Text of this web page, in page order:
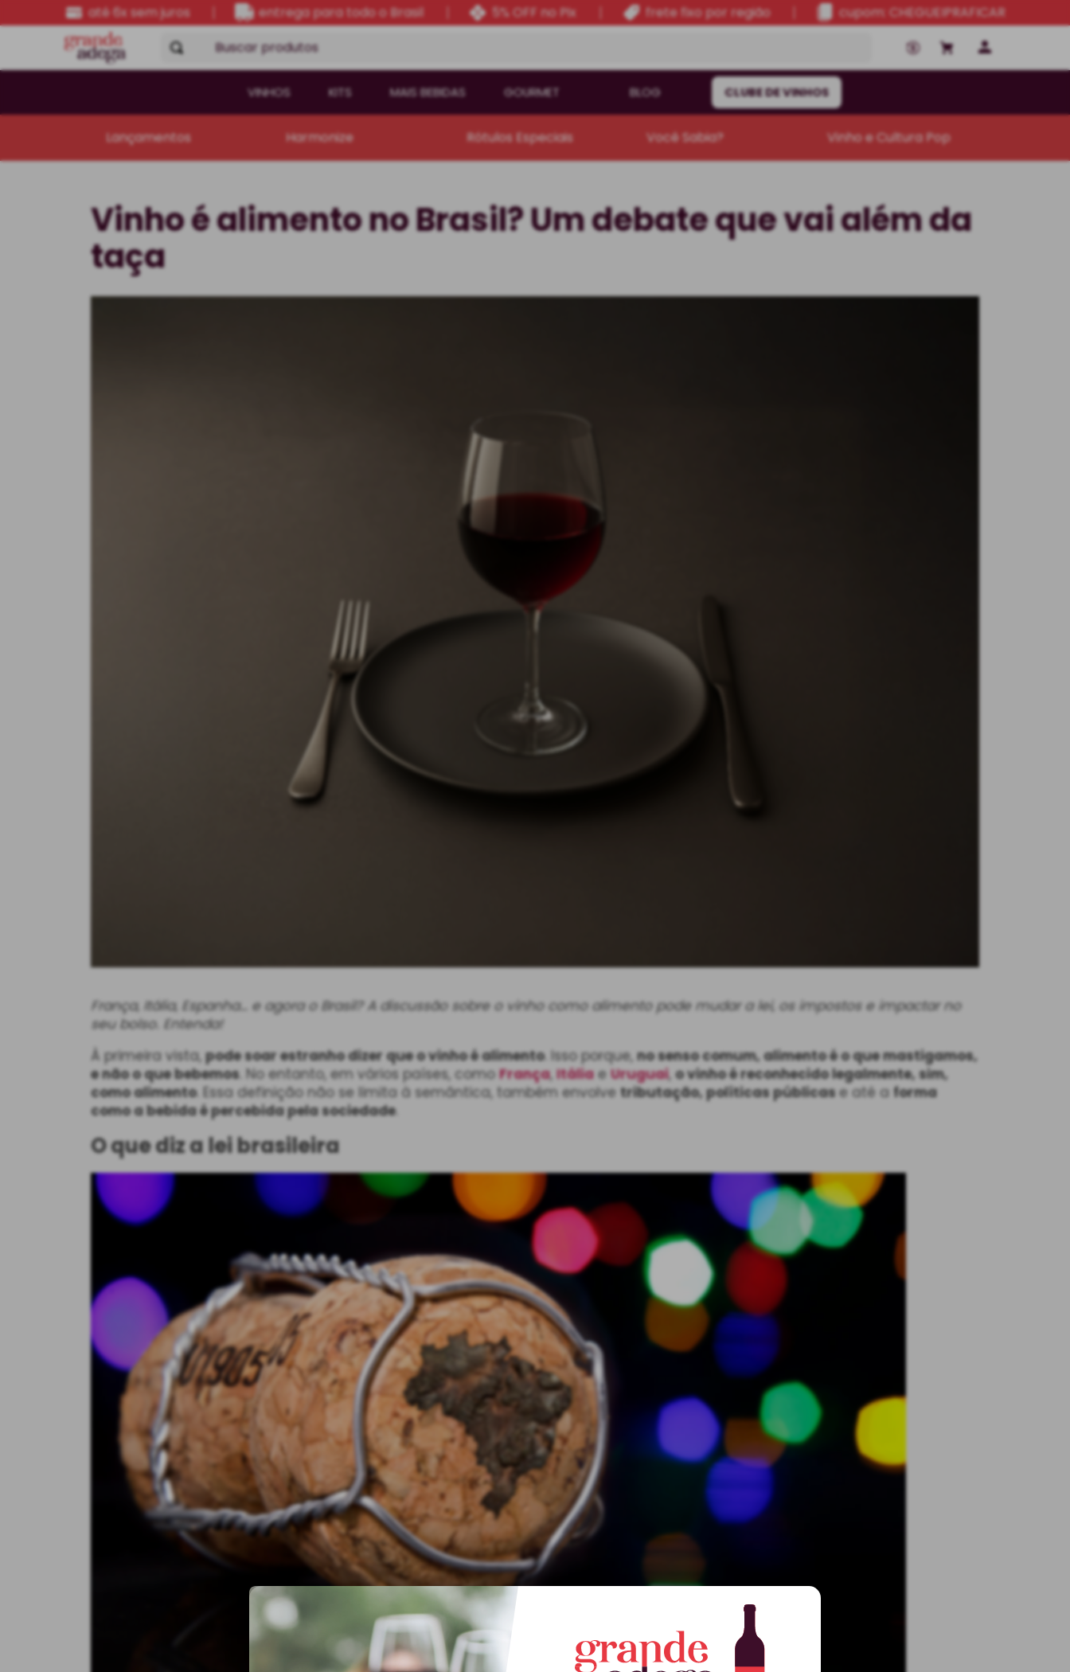
até 6x sem juros entrega para todo o Brasil 5% OFF no Pix frete fixo por região
cupom: CHEGUEIPRAFICAR
Buscar produtos
VINHOS KITS MAIS BEBIDAS GOURMET BLOG CLUBE DE VINHOS
Lançamentos Harmonize Rótulos Especiais Você Sabia? Vinho e Cultura Pop
Vinho é alimento no Brasil? Um debate que vai além da
taça
França, Itália, Espanha… e agora o Brasil? A discussão sobre o vinho como alimento pode mudar a lei, os impostos e impactar no
seu bolso. Entenda!
À primeira vista,pode soar estranho dizer que o vinho é alimento. Isso porque,no senso comum, alimento é o que mastigamos,
e não o que bebemos. No entanto, em vários países, comoFrança,ItáliaeUruguai, o vinho é reconhecido legalmente, sim,
como alimento. Essa definição não se limita à semântica, também envolve tributação, políticas públicase até a forma
como a bebida é percebida pela sociedade.
O que diz a lei brasileira